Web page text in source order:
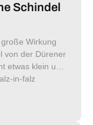
Schindel
Wirkung
von der Dürener
etwas klein und
in-falz